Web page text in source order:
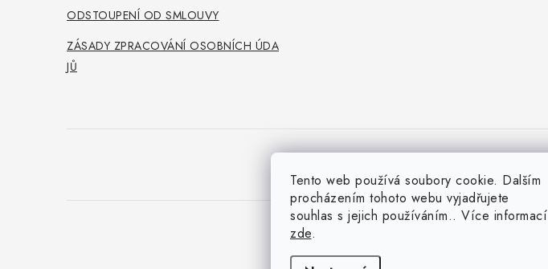
Tento web používá soubory cookie. Dalším
procházením tohoto webu vyjadřujete
souhlas s jejich používáním.. Více informací
zde.
ODSTOUPENÍ OD SMLOUVY
ZÁSADY ZPRACOVÁNÍ OSOBNÍCH ÚDA
JŮ